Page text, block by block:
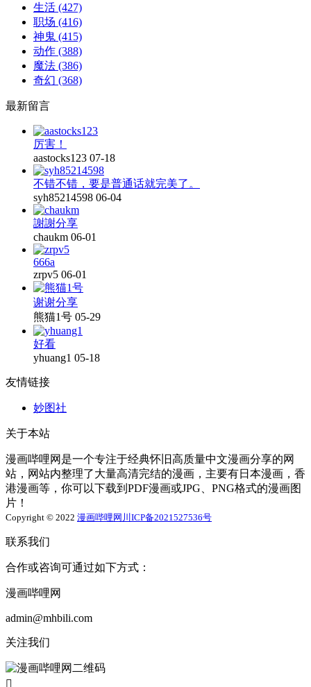
生活 (427)
职场 (416)
神鬼 (415)
动作 (388)
魔法 (386)
奇幻 (368)
最新留言
厉害！
aastocks123 07-18
不错不错，要是普通话就完美了。
syh85214598 06-04
謝謝分享
chaukm 06-01
666a
zrpv5 06-01
谢谢分享
熊猫1号 05-29
好看
yhuang1 05-18
友情链接
妙图社
关于本站
漫画哔哩网是一个专注于经典怀旧高质量中文漫画分享的网
站，网站内整理了大量高清完结的漫画，主要有日本漫画，香
港漫画等，你可以下载到PDF漫画或JPG、PNG格式的漫画图
片！
Copyright © 2022 漫画哔哩网 川ICP备2021527536号
联系我们
合作或咨询可通过如下方式：
漫画哔哩网
admin@mhbili.com
关注我们
